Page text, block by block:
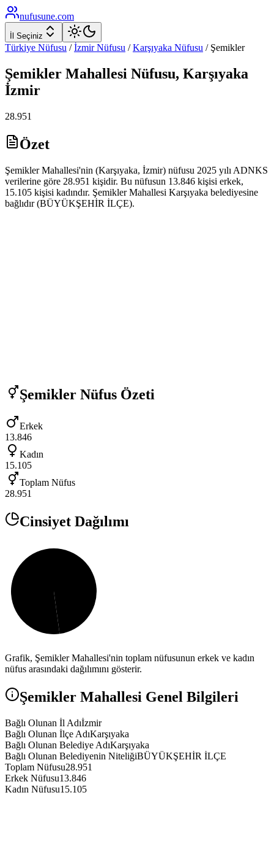
nufusune.com
İl Seçiniz
Türkiye Nüfusu / İzmirNüfusu / Karşıyaka Nüfusu / Şemikler
Şemikler Mahallesi Nüfusu, Karşıyaka
İzmir
28.951
Özet
Şemikler Mahallesi'nin (Karşıyaka, İzmir) nüfusu 2025 yılı ADNKS
verilerine göre 28.951 kişidir. Bu nüfusun 13.846 kişisi erkek,
15.105 kişisi kadındır. Şemikler Mahallesi Karşıyaka belediyesine
bağlıdır (BÜYÜKŞEHİR İLÇE).
Şemikler Nüfus Özeti
Erkek
13.846
Kadın
15.105
Toplam Nüfus
28.951
Cinsiyet Dağılımı
Grafik, ŞemiklerMahallesi'nin toplam nüfusunun erkek ve kadın
nüfus arasındaki dağılımını gösterir.
Şemikler Mahallesi Genel Bilgileri
Bağlı Olunan İl Adıİzmir
Bağlı Olunan İlçe AdıKarşıyaka
Bağlı Olunan Belediye AdıKarşıyaka
Bağlı Olunan Belediyenin NiteliğiBÜYÜKŞEHİR İLÇE
Toplam Nüfusu28.951
Erkek Nüfusu13.846
Kadın Nüfusu15.105